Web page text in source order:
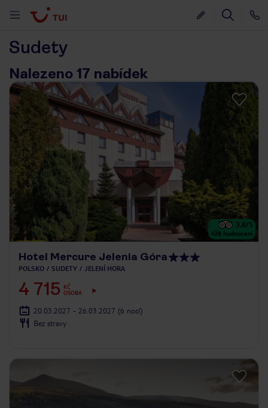
Sudety
Nalezeno 17 nabídek
3.8/5
428 hodnocení
Hotel Mercure Jelenia Góra
POLSKO SUDETY JELENÍ HORA
4 715
KČ
OSOBA
20.03.2027 - 26.03.2027 (6 nocí)
Bez stravy